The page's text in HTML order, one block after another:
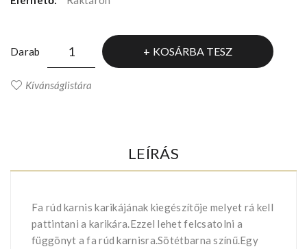
Darab KOSÁRBA TESZ
Kívánságlistára
LEÍRÁS
Fa rúd karnis karikájának kiegészítője melyet rá kell
pattintani a karikára.Ezzel lehet felcsatolni a
függönyt a fa rúd karnisra.Sötétbarna színű.Egy